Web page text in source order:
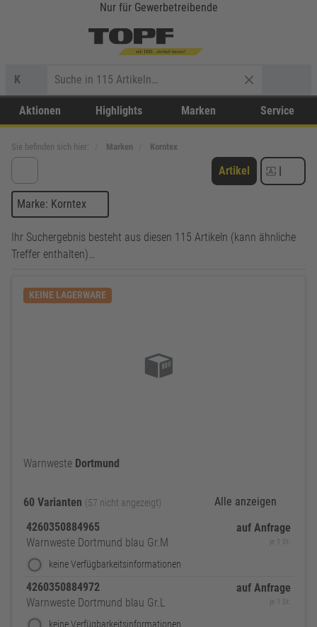
Nur für Gewerbetreibende
K
Aktionen Highlights Marken Service
Sie befinden sich hier: Marken Korntex
Artikel |
Marke: Korntex
Ihr Suchergebnis besteht aus diesen 115 Artikeln (kann ähnliche
Treffer enthalten)…
KEINE LAGERWARE
Warnweste Dortmund
60 Varianten (57 nicht angezeigt)
Alle anzeigen
4260350884965
Warnweste Dortmund blau Gr.M
keine Verfügbarkeitsinformationen
auf Anfrage
je 1 St.
4260350884972
Warnweste Dortmund blau Gr.L
keine Verfügbarkeitsinformationen
auf Anfrage
je 1 St.